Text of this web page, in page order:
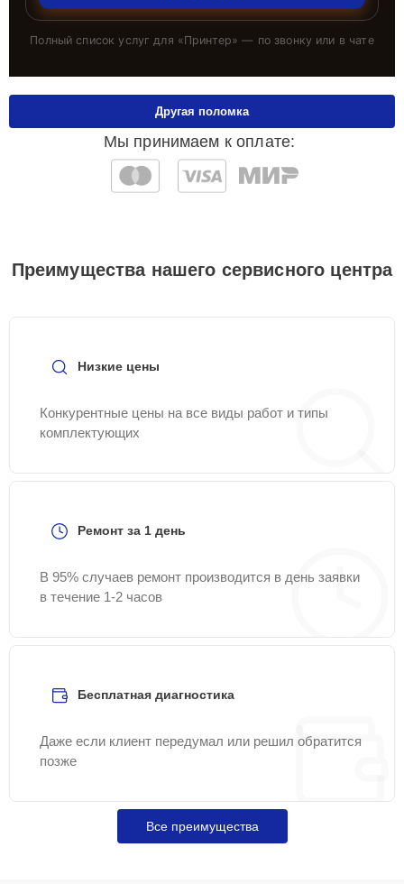
Полный список услуг для «Принтер» — по звонку или в чате
Мы принимаем к оплате:
Другая поломка
Преимущества нашего сервисного центра
Низкие цены
Конкурентные цены на все виды работ и типы
комплектующих
Ремонт за 1 день
В 95% случаев ремонт производится в день заявки
в течение 1-2 часов
Бесплатная диагностика
Даже если клиент передумал или решил обратится
позже
Все преимущества